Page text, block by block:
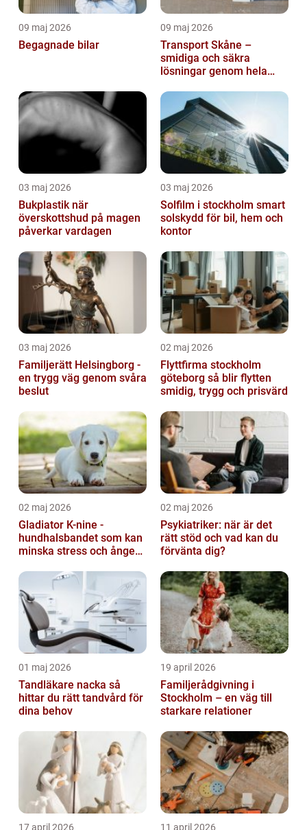
09 maj 2026
Begagnade bilar
09 maj 2026
Transport Skåne –
smidiga och säkra
lösningar genom hela
03 maj 2026
Bukplastik när
överskottshud på magen
påverkar vardagen
03 maj 2026
Solfilm i stockholm smart
solskydd för bil, hem och
kontor
03 maj 2026
Familjerätt Helsingborg -
en trygg väg genom svåra
beslut
02 maj 2026
Flyttfirma stockholm
göteborg så blir flytten
smidig, trygg och prisvärd
02 maj 2026
Gladiator K-nine -
hundhalsbandet som kan
minska stress och ångest
02 maj 2026
Psykiatriker: när är det
rätt stöd och vad kan du
förvänta dig?
01 maj 2026
Tandläkare nacka så
hittar du rätt tandvård för
dina behov
19 april 2026
Familjerådgivning i
Stockholm – en väg till
starkare relationer
17 april 2026 11 april 2026